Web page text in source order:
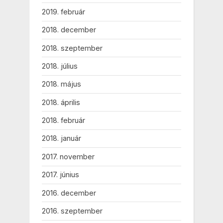
2019. február
2018. december
2018. szeptember
2018. július
2018. május
2018. április
2018. február
2018. január
2017. november
2017. június
2016. december
2016. szeptember